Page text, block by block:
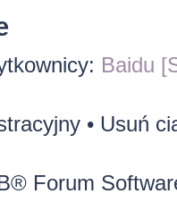
Baidu
• Usuń
® Forum